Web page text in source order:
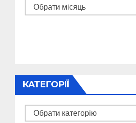
Архіви
КАТЕГОРІЇ
Категорії